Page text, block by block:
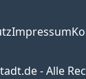
Impressum
- Alle